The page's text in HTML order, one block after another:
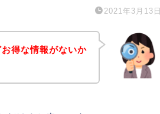
2021年3月13日
得な情報がないか